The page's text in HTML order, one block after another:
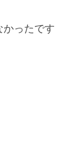
かったです